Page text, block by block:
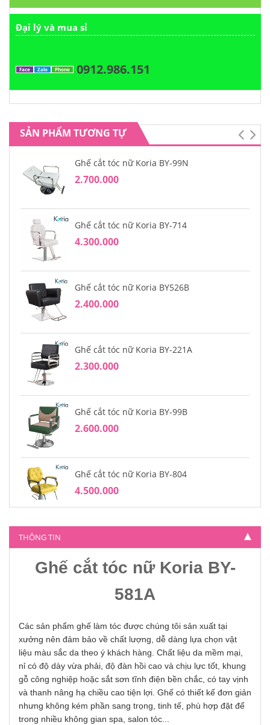
Đại lý và mua sỉ
Face Zalo Phone 0912.986.151
SẢN PHẨM TƯƠNG TỰ
Ghế cắt tóc nữ Koria BY-99N
2.700.000
Ghế cắt tóc nữ Koria BY-714
4.300.000
Ghế cắt tóc nữ Koria BY526B
2.400.000
Ghế cắt tóc nữ Koria BY-221A
2.300.000
Ghế cắt tóc nữ Koria BY-99B
2.600.000
Ghế cắt tóc nữ Koria BY-804
4.500.000
THÔNG TIN
Ghế cắt tóc nữ Koria BY-
581A
Các sản phẩm ghế làm tóc được chúng tôi sản xuất tại
xưởng nên đảm bảo về chất lượng, dễ dàng lựa chọn vật
liệu màu sắc da theo ý khách hàng. Chất liệu da mềm mại,
nỉ có độ dày vừa phải, độ đàn hồi cao và chịu lực tốt, khung
gỗ công nghiệp hoặc sắt sơn tĩnh điện bền chắc, có tay vịnh
và thanh nâng hạ chiều cao tiện lợi. Ghế có thiết kế đơn giản
nhưng không kém phần sang trọng, tinh tế, phù hợp đặt để
trong nhiều không gian spa, salon tóc...